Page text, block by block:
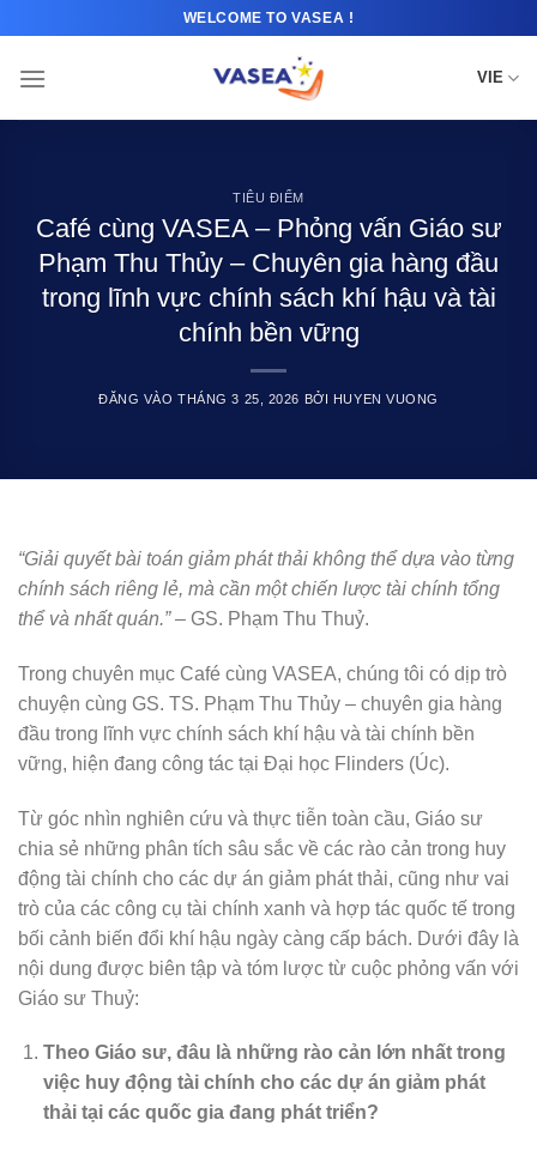
nội
WELCOME TO VASEA !
VIE
TIÊU ĐIỂM
Café cùng VASEA – Phỏng vấn Giáo sư
Phạm Thu Thủy – Chuyên gia hàng đầu
trong lĩnh vực chính sách khí hậu và tài
chính bền vững
ĐĂNG VÀOTHÁNG 3 25, 2026 BỞI HUYEN VUONG
“Giải quyết bài toán giảm phát thải không thể dựa vào từng
chính sách riêng lẻ, mà cần một chiến lược tài chính tổng
thể và nhất quán.” – GS. Phạm Thu Thuỷ.
Trong chuyên mục Café cùng VASEA, chúng tôi có dịp trò
chuyện cùng GS. TS. Phạm Thu Thủy – chuyên gia hàng
đầu trong lĩnh vực chính sách khí hậu và tài chính bền
vững, hiện đang công tác tại Đại học Flinders (Úc).
Từ góc nhìn nghiên cứu và thực tiễn toàn cầu, Giáo sư
chia sẻ những phân tích sâu sắc về các rào cản trong huy
động tài chính cho các dự án giảm phát thải, cũng như vai
trò của các công cụ tài chính xanh và hợp tác quốc tế trong
bối cảnh biến đổi khí hậu ngày càng cấp bách. Dưới đây là
nội dung được biên tập và tóm lược từ cuộc phỏng vấn với
Giáo sư Thuỷ:
Theo Giáo sư, đâu là những rào cản lớn nhất trong
việc huy động tài chính cho các dự án giảm phát
thải tại các quốc gia đang phát triển?